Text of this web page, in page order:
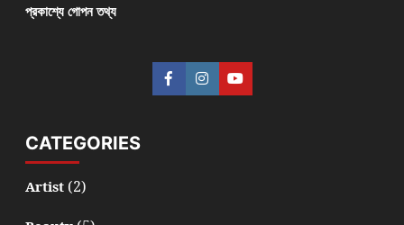
প্রকাশ্যে গোপন তথ্য
CATEGORIES
Artist(2)